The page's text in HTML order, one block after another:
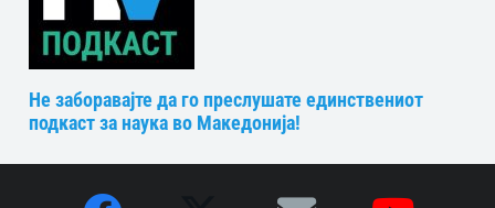
Не заборавајте да го преслушате единствениот
подкаст за наука во Македонија!